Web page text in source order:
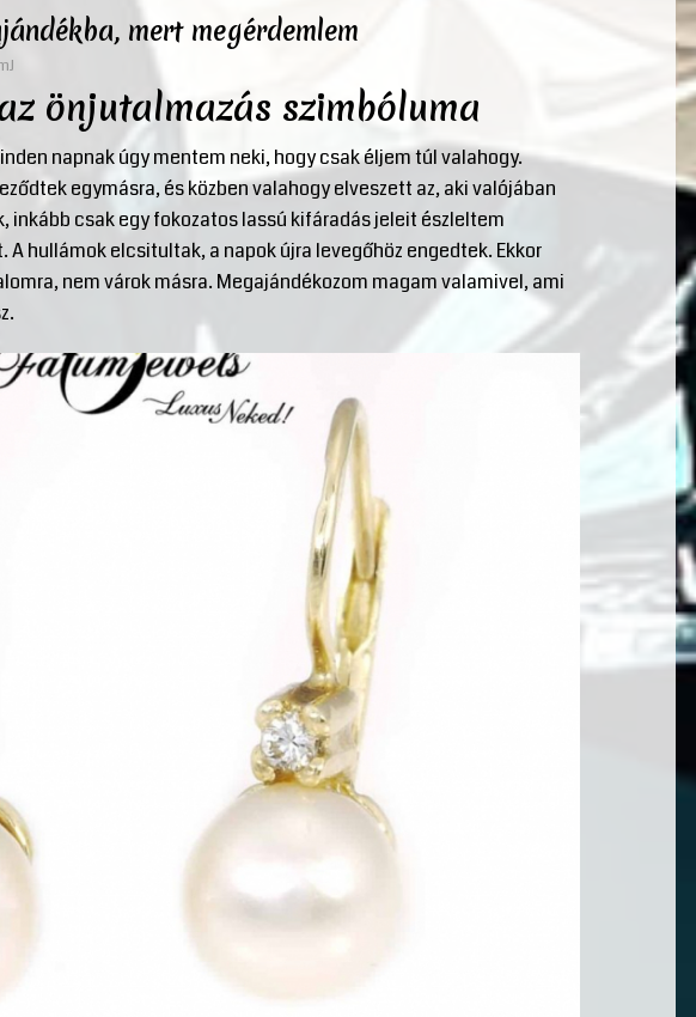
mert megérdemlem
önjutalmazás szimbóluma
napnak úgy mentem neki, hogy csak éljem túl valahogy.
egymásra, és közben valahogy elveszett az, aki valójában
csak egy fokozatos lassú kifáradás jeleit észleltem
hullámok elcsitultak, a napok újra levegőhöz engedtek. Ekkor
nem várok másra. Megajándékozom magam valamivel, ami